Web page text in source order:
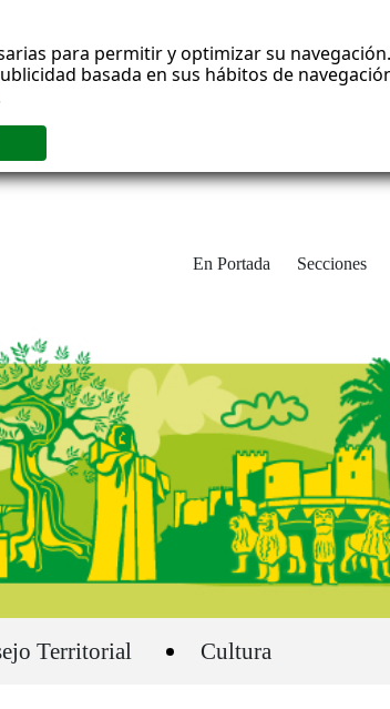
para permitir y optimizar su
basada en sus hábitos de
En Portada Secciones
Territorial Cultura